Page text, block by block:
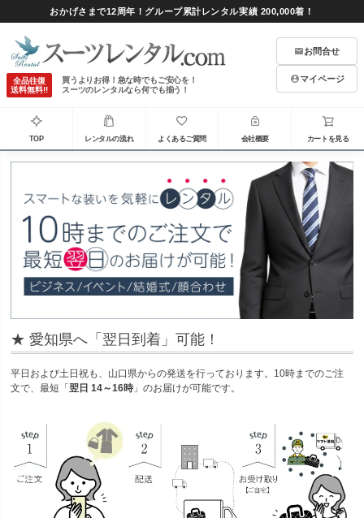
おかげさまで12周年！グループ累計レンタル実績 200,000着！
全品往復
送料無料!!
買うよりお得！急な時でもご安心を！
スーツのレンタルなら何でも揃う！
お問合せ
マイページ
TOP レンタルの流れ よくあるご質問 会社概要 カートを見る
★ 愛知県へ「翌日到着」可能！
平日および土日祝も、山口県からの発送を行っております。10時までのご注
文で、最短「翌日 14～16時 」のお届けが可能です。